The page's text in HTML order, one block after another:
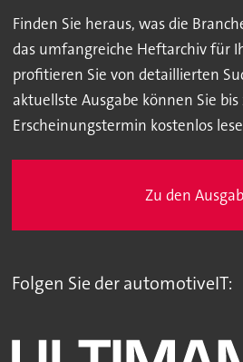
Finden Sie heraus, was die
das umfangreiche Heftarchiv für
profitieren Sie von detaillierten
aktuellste Ausgabe können Sie bis
Erscheinungstermin kostenlos
Zu den
Folgen Sie der automotiveIT: